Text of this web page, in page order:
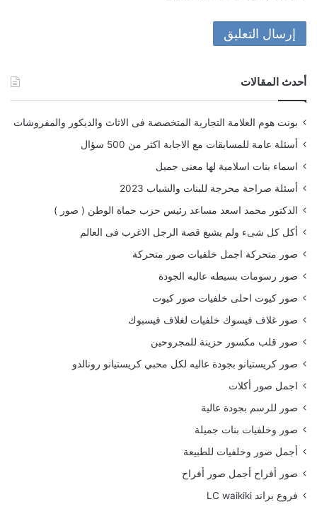
أحدث المقالات
بونت هوم العلامة التجارية المتخصصة فى الاثاث والديكور والمفروشات
أسئلة عامة للمسابقات مع الاجابة اكثر من 500 سؤال
اسماء بنات اسلامية لها معنى جميل
أسئلة صراحة محرجة للبنات والشباب 2023
الدكتور محمد اسعد مساعد رئيس حزب حماة الوطن ( صور )
أكل كل شىء ولم يشبع قصة الرجل الاغرب فى العالم
صور متحركة اجمل خلفيات صور متحركة
صور رسومات بسيطه عاليه الجودة
صور كيوت احلى خلفيات صور كيوت
صور غلاف فيسوك خلفيات لغلاف فيسبوك
صور قلب مكسور حزينة للمجروحين
صور كريستيانو بجودة عاليه لكل محبي كريستيانو رونالدو
اجمل صور أكلات
صور للرسم بجودة عالية
صور وخلفيات بنات جميلة
أجمل صور وخلفيات للطبيعة
صور أفراح أجمل صور أفراح
فروع براند LC waikiki